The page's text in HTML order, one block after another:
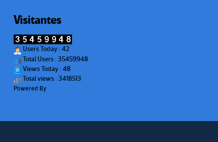
Visitantes
Users Today : 42
Total Users : 35459948
Views Today : 48
Total views : 3418513
Powered By